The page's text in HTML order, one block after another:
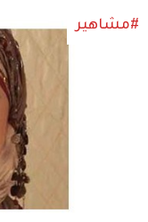
#مشاهير